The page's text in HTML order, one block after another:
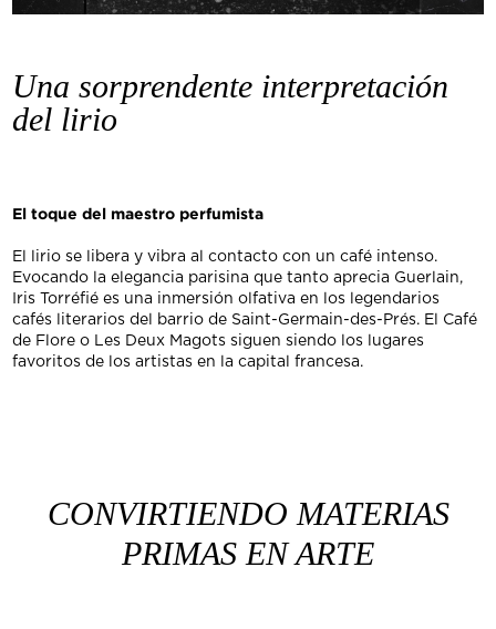
Una sorprendente interpretación
del lirio
El toque del maestro perfumista
El lirio se libera y vibra al contacto con un café intenso.
Evocando la elegancia parisina que tanto aprecia Guerlain,
Iris Torréfié es una inmersión olfativa en los legendarios
cafés literarios del barrio de Saint-Germain-des-Prés. El Café
de Flore o Les Deux Magots siguen siendo los lugares
favoritos de los artistas en la capital francesa.
CONVIRTIENDO MATERIAS
PRIMAS EN ARTE